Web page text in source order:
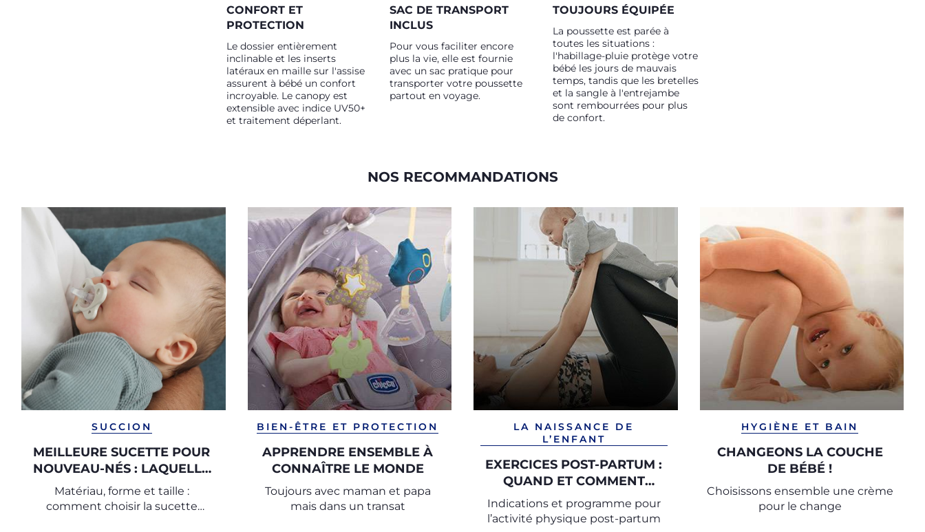
CONFORT ET
PROTECTION
Le dossier entièrement
inclinable et les inserts
latéraux en maille sur l'assise
assurent à bébé un confort
incroyable. Le canopy est
extensible avec indice UV50+
et traitement déperlant.
SAC DE TRANSPORT
INCLUS
Pour vous faciliter encore
plus la vie, elle est fournie
avec un sac pratique pour
transporter votre poussette
partout en voyage.
TOUJOURS ÉQUIPÉE
La poussette est parée à
toutes les situations :
l'habillage-pluie protège votre
bébé les jours de mauvais
temps, tandis que les bretelles
et la sangle à l'entrejambe
sont rembourrées pour plus
de confort.
NOS RECOMMANDATIONS
SUCCION
MEILLEURE SUCETTE POUR
NOUVEAU-NÉS : LAQUELLE
CHOISIR ?
Matériau, forme et taille :
comment choisir la sucette
BIEN-ÊTRE ET PROTECTION
APPRENDRE ENSEMBLE À
CONNAÎTRE LE MONDE
Toujours avec maman et papa
mais dans un transat
LA NAISSANCE DE
L’ENFANT
EXERCICES POST-PARTUM :
QUAND ET COMMENT
REPRENDRE UNE ACTIVITÉ
PHYSIQUE APRÈS LA
Indications et programme pour
l’activité physique post-partum
HYGIÈNE ET BAIN
CHANGEONS LA COUCHE
DE BÉBÉ !
Choisissons ensemble une crème
pour le change